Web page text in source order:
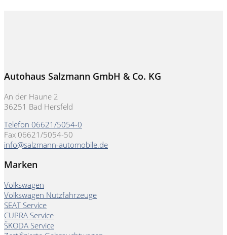
Autohaus Salzmann GmbH & Co. KG
An der Haune 2
36251 Bad Hersfeld
Telefon 06621/5054-0
Fax 06621/5054-50
info@salzmann-automobile.de
Marken
Volkswagen
Volkswagen Nutzfahrzeuge
SEAT Service
CUPRA Service
ŠKODA Service